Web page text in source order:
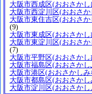
大阪市西成区(おおさか
大阪市西淀川区(おおさ
大阪市東住吉区(おおさ
(9)
大阪市東成区(おおさか
大阪市東淀川区(おおさ
(7)
大阪市平野区(おおさかし
大阪市福島区(おおさか
大阪市港区(おおさかしみ
大阪市都島区(おおさか
大阪市淀川区(おおさか